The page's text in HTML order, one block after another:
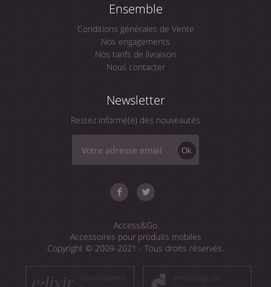
Ensemble
Conditions générales de Vente
Nos engagements
Nos tarifs de livraison
Nous contacter
Newsletter
Restez informé(e) des nouveautés
Ok
Access&Go
Accessoires pour produits mobiles
Copyright © 2009-2021 - Tous droits réservés.
Development
Webdesign by